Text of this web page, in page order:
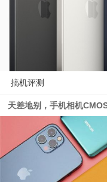
快
讯
搞机评测
天差地别，手机相机